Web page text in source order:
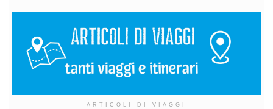
ARTICOLI DI VIAGGI